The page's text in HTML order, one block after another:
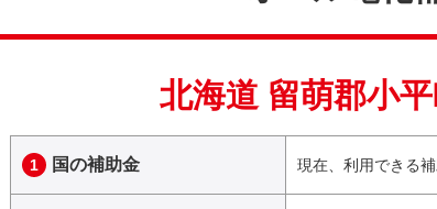
北海道 留萌郡小
1 国の補助金 現在、利用できる